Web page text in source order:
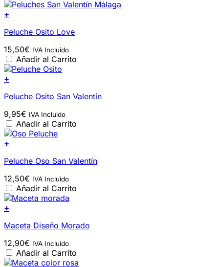
+
Peluche Osito Love
15,50€ IVA Incluido
Añadir al Carrito
+
Peluche Osito San Valentín
9,95€ IVA Incluido
Añadir al Carrito
+
Peluche Oso San Valentín
12,50€ IVA Incluido
Añadir al Carrito
+
Maceta Diseño Morado
12,90€ IVA Incluido
Añadir al Carrito